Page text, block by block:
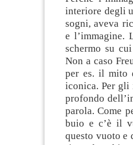
interiore degli
sogni, aveva
e l’immagine.
schermo su
Non a caso
per es. il mito
iconica. Per gli
profondo
parola. Come
buio e c’è il
questo vuoto e